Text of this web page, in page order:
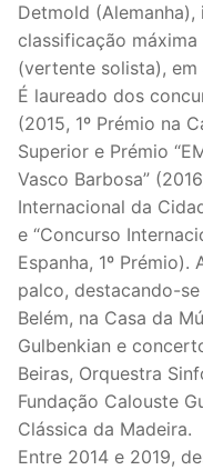
Detmold
classificação
(vertente solista), em
É laureado dos
(2015, 1º Prémio na
Superior e Prémio
Vasco Barbosa”
Internacional da
e “Concurso
Espanha, 1º
palco, destacando-
Belém, na Casa da
Gulbenkian e
Beiras, Orquestra
Fundação Calouste
Clássica da Madeira.
Entre 2014 e 2019,